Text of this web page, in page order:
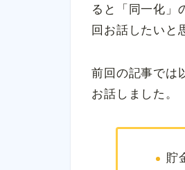
ると「同一化」
回お話したいと
前回の記事では
お話しました。
貯